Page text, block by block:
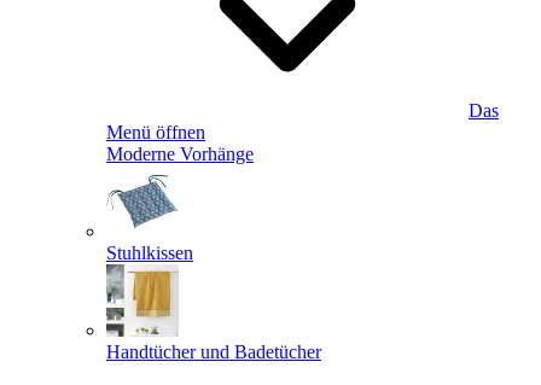
Das
Menü öffnen
Moderne Vorhänge
Stuhlkissen
Handtücher und Badetücher